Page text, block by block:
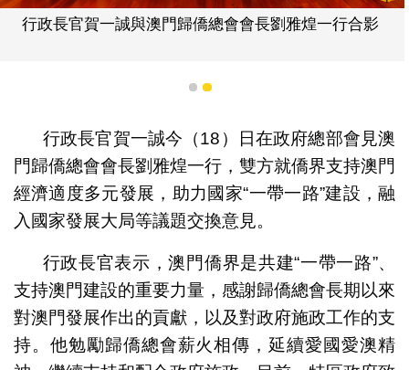
行政長官賀一誠與澳門歸僑總會會長劉雅煌一行合影
1 2
行政長官賀一誠今（18）日在政府總部會見澳
門歸僑總會會長劉雅煌一行，雙方就僑界支持澳門
經濟適度多元發展，助力國家“一帶一路”建設，融
入國家發展大局等議題交換意見。
行政長官表示，澳門僑界是共建“一帶一路”、
支持澳門建設的重要力量，感謝歸僑總會長期以來
對澳門發展作出的貢獻，以及對政府施政工作的支
持。他勉勵歸僑總會薪火相傳，延續愛國愛澳精